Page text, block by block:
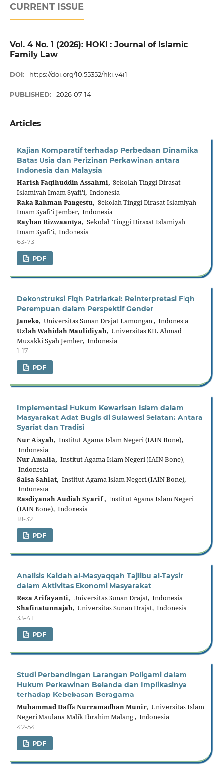
CURRENT ISSUE
Vol. 4 No. 1 (2026): HOKI : Journal of Islamic
Family Law
DOI: https://doi.org/10.55352/hki.v4i1
PUBLISHED: 2026-07-14
Articles
Kajian Komparatif terhadap Perbedaan Dinamika
Batas Usia dan Perizinan Perkawinan antara
Indonesia dan Malaysia
Harish Faqihuddin Assahmi, Sekolah Tinggi Dirasat
Islamiyah Imam Syafi'i, Indonesia
Raka Rahman Pangestu, Sekolah Tinggi Dirasat Islamiyah
Imam Syafi'i Jember, Indonesia
Rayhan Rizwaantya, Sekolah Tinggi Dirasat Islamiyah
Imam Syafi'i, Indonesia
63-73
PDF
Dekonstruksi Fiqh Patriarkal: Reinterpretasi Fiqh
Perempuan dalam Perspektif Gender
Janeko, Universitas Sunan Drajat Lamongan , Indonesia
Uzlah Wahidah Maulidiyah, Universitas KH. Ahmad
Muzakki Syah Jember, Indonesia
1-17
PDF
Implementasi Hukum Kewarisan Islam dalam
Masyarakat Adat Bugis di Sulawesi Selatan: Antara
Syariat dan Tradisi
Nur Aisyah, Institut Agama Islam Negeri (IAIN Bone),
Indonesia
Nur Amalia, Institut Agama Islam Negeri (IAIN Bone),
Indonesia
Salsa Sahlat, Institut Agama Islam Negeri (IAIN Bone),
Indonesia
Rasdiyanah Audiah Syarif , Institut Agama Islam Negeri
(IAIN Bone), Indonesia
18-32
PDF
Analisis Kaidah al-Masyaqqah Tajlibu al-Taysir
dalam Aktivitas Ekonomi Masyarakat
Reza Arifayanti, Universitas Sunan Drajat, Indonesia
Shafinatunnajah, Universitas Sunan Drajat, Indonesia
33-41
PDF
Studi Perbandingan Larangan Poligami dalam
Hukum Perkawinan Belanda dan Implikasinya
terhadap Kebebasan Beragama
Muhammad Daffa Nurramadhan Munir, Universitas Islam
Negeri Maulana Malik Ibrahim Malang , Indonesia
42-54
PDF